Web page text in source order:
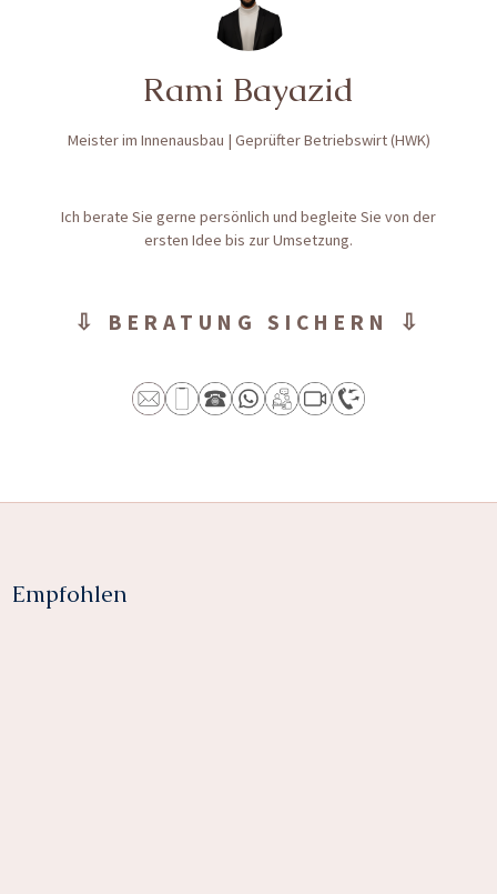
Rami Bayazid
Meister im Innenausbau | Geprüfter Betriebswirt (HWK)
Ich berate Sie gerne persönlich und begleite Sie von der
ersten Idee bis zur Umsetzung.
⇩ BERATUNG SICHERN ⇩
Empfohlen